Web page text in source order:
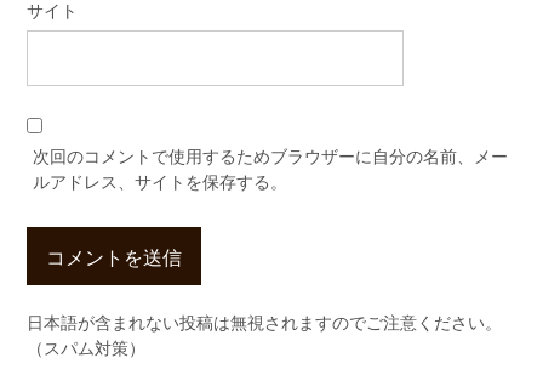
サイト
次回のコメントで使用するためブラウザーに自分の名前、メー
ルアドレス、サイトを保存する。
日本語が含まれない投稿は無視されますのでご注意ください。
（スパム対策）